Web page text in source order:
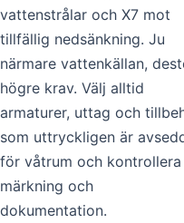
vattenstrålar och X7 mot
tillfällig nedsänkning. Ju
närmare vattenkällan,
högre krav. Välj alltid
armaturer, uttag och
som uttryckligen är
för våtrum och kontrollera
märkning och
dokumentation.